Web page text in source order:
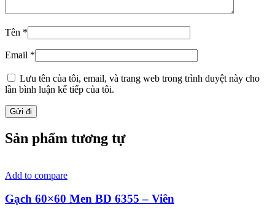
Tên *
Email *
Lưu tên của tôi, email, và trang web trong trình duyệt này cho
lần bình luận kế tiếp của tôi.
Sản phẩm tương tự
Add to compare
Gạch 60×60 Men BD 6355 – Viên